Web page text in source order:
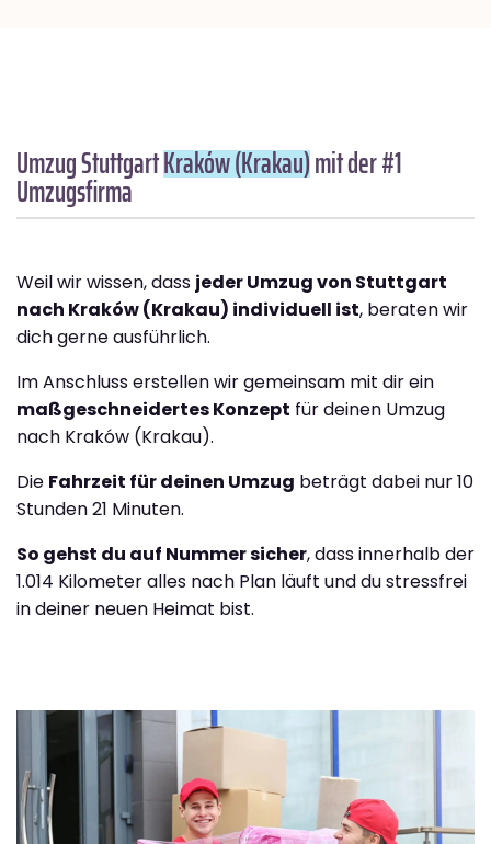
Umzug StuttgartKraków (Krakau)mit der #1
Umzugsfirma
Weil wir wissen, dass jeder Umzug von Stuttgart
nach Kraków (Krakau) individuell ist, beraten wir
dich gerne ausführlich.
Im Anschluss erstellen wir gemeinsam mit dir ein
maßgeschneidertes Konzept für deinen Umzug
nach Kraków (Krakau).
Die Fahrzeit für deinen Umzug beträgt dabei nur 10
Stunden 21 Minuten.
So gehst du auf Nummer sicher, dass innerhalb der
1.014 Kilometer alles nach Plan läuft und du stressfrei
in deiner neuen Heimat bist.